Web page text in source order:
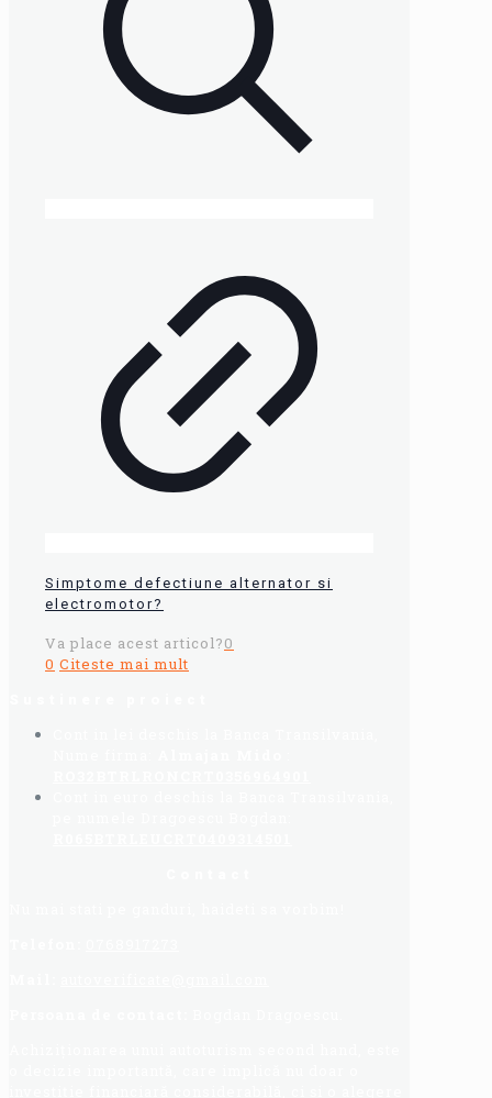
Simptome defectiune alternator si
electromotor?
Va place acest articol?0
0 Citeste mai mult